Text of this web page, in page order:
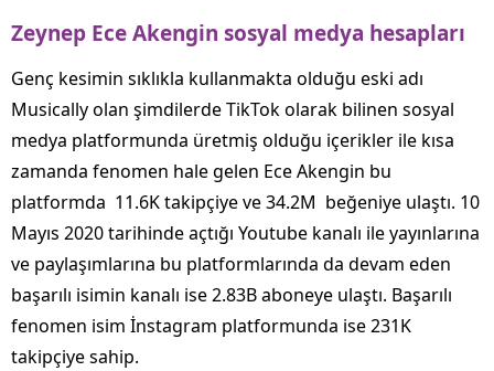
Zeynep Ece Akengin sosyal medya hesapları
Genç kesimin sıklıkla kullanmakta olduğu eski adı
Musically olan şimdilerde TikTok olarak bilinen sosyal
medya platformunda üretmiş olduğu içerikler ile kısa
zamanda fenomen hale gelen Ece Akengin bu
platformda 11.6K takipçiye ve 34.2M beğeniye ulaştı. 10
Mayıs 2020 tarihinde açtığı Youtube kanalı ile yayınlarına
ve paylaşımlarına bu platformlarında da devam eden
başarılı isimin kanalı ise 2.83B aboneye ulaştı. Başarılı
fenomen isim İnstagram platformunda ise 231K
takipçiye sahip.